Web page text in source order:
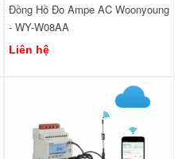
Đồng Hồ Đo Ampe AC Woonyoung
- WY-W08AA
Liên hệ